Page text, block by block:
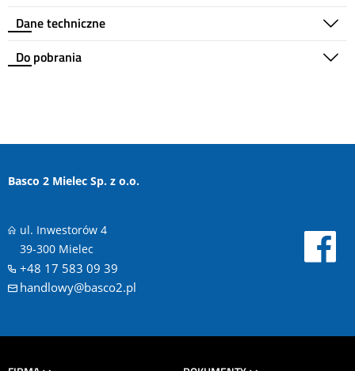
Dane techniczne
Do pobrania
Basco 2 Mielec Sp. z o.o.
ul. Inwestorów 4
39-300 Mielec
+48 17 583 09 39
handlowy@basco2.pl